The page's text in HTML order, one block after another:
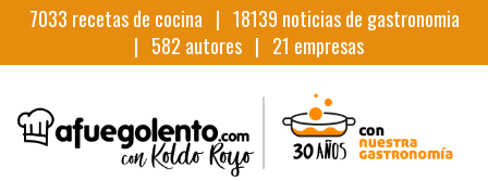
7033 recetas de cocina | 18139 noticias de gastronomia
| 582 autores | 21 empresas